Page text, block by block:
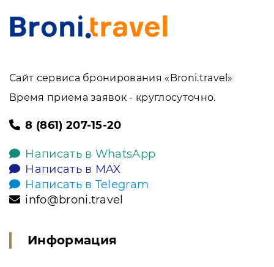
Сайт сервиса бронирования «Broni.travel»
Время приема заявок - круглосуточно.
8 (861) 207-15-20
Написать в WhatsApp
Написать в MAX
Написать в Telegram
info@broni.travel
Информация